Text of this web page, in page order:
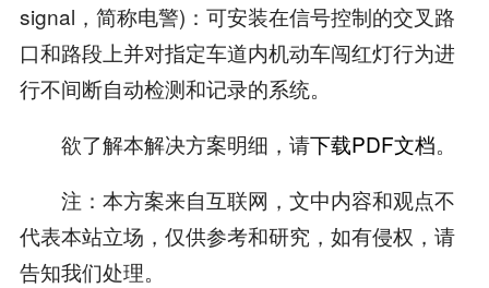
signal，简称电警)：可安装在信号控制的交叉路
口和路段上并对指定车道内机动车闯红灯行为进
行不间断自动检测和记录的系统。
欲了解本解决方案明细，请下载PDF文档。
注：本方案来自互联网，文中内容和观点不
代表本站立场，仅供参考和研究，如有侵权，请
告知我们处理。